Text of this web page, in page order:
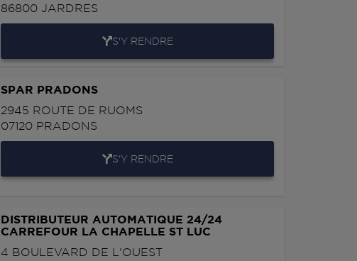
86800 JARDRES
S'Y RENDRE
SPAR PRADONS
2945 ROUTE DE RUOMS
07120 PRADONS
S'Y RENDRE
DISTRIBUTEUR AUTOMATIQUE 24/24
CARREFOUR LA CHAPELLE ST LUC
4 BOULEVARD DE L'OUEST